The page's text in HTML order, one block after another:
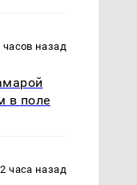
часов назад
в поле
часа назад